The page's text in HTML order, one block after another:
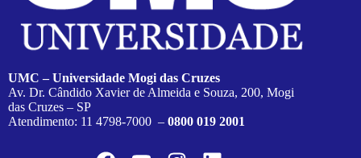
UMC – Universidade Mogi das Cruzes
Av. Dr. Cândido Xavier de Almeida e Souza, 200, Mogi
das Cruzes – SP
Atendimento: 11 4798-7000 – 0800 019 2001